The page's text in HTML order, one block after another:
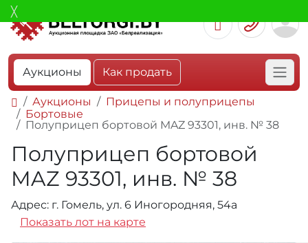
Аукционы Как продать
Аукционы
Прицепы и полуприцепы
Бортовые
Полуприцеп бортовой MAZ 93301, инв. № 38
Полуприцеп бортовой
MAZ 93301, инв. № 38
Адрес: г. Гомель, ул. 6 Иногородняя, 54а
Показать лот на карте